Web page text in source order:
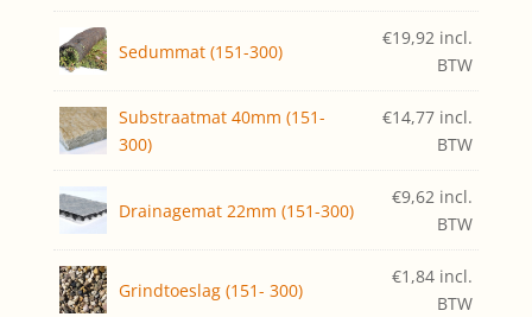
Sedummat (151-300)
€19,92 incl.
BTW
Substraatmat 40mm (151-
300)
€14,77 incl.
BTW
Drainagemat 22mm (151-300)
€9,62 incl.
BTW
Grindtoeslag (151- 300)
€1,84 incl.
BTW